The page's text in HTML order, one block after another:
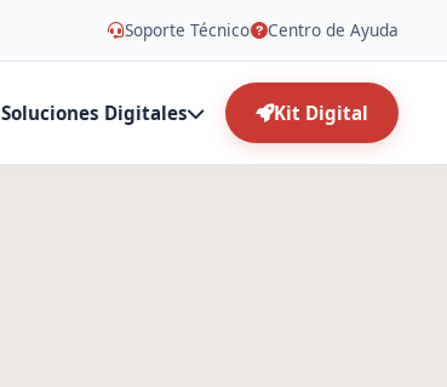
Soporte Técnico Centro de Ayuda
Soluciones Digitales Kit Digital